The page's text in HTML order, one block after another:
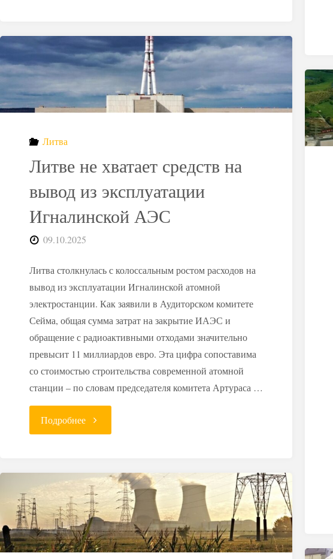
США
разрешил
сброс
реку
Гудзон"
Литва
Литве не хватает средств на
вывод из эксплуатации
Игналинской АЭС
09.10.2025
Литва столкнулась с колоссальным ростом расходов на
вывод из эксплуатации Игналинской атомной
электростанции. Как заявили в Аудиторском комитете
Сейма, общая сумма затрат на закрытие ИАЭС и
обращение с радиоактивными отходами значительно
превысит 11 миллиардов евро. Эта цифра сопоставима
со стоимостью строительства современной атомной
станции – по словам председателя комитета Артураса …
Подробнее"Литве
хватает
средств
на